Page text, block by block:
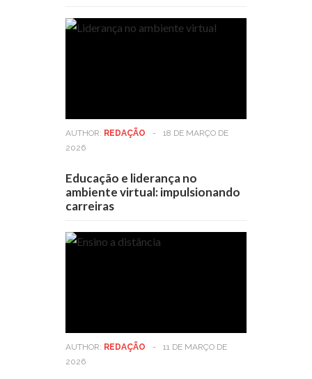
AUTHOR: REDAÇÃO -
18 DE MARÇO DE
2026
Educação e liderança no
ambiente virtual: impulsionando
carreiras
AUTHOR: REDAÇÃO -
11 DE MARÇO DE
2026